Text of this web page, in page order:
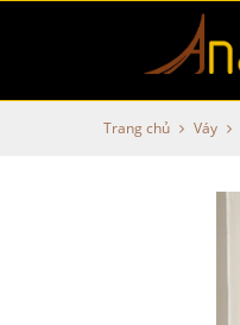
Trang chủ Váy